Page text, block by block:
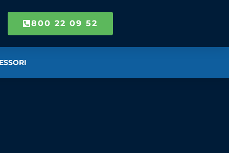
800 22 09 52